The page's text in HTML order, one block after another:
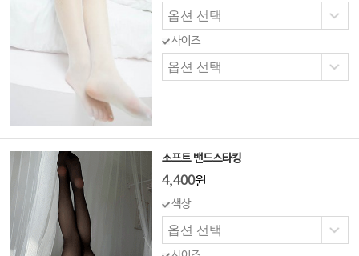
사이즈
소프트 밴드스타킹
4,400원
색상